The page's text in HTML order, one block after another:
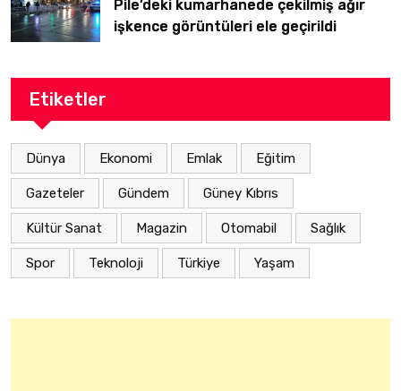
Pile’deki kumarhanede çekilmiş ağır
işkence görüntüleri ele geçirildi
Etiketler
Dünya Ekonomi Emlak Eğitim
Gazeteler Gündem Güney Kıbrıs
Kültür Sanat Magazin Otomabil Sağlık
Spor Teknoloji Türkiye Yaşam